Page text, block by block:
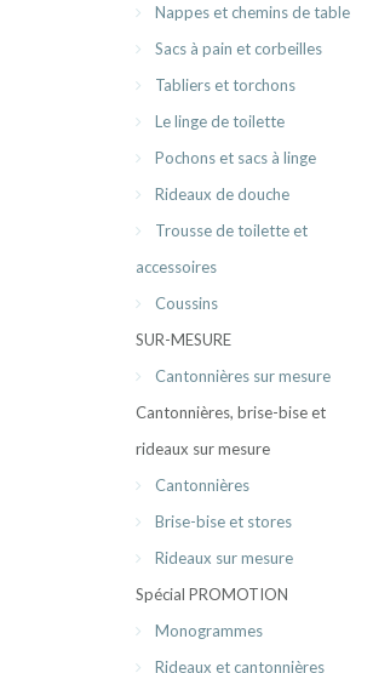
Nappes et chemins de table
Sacs à pain et corbeilles
Tabliers et torchons
Le linge de toilette
Pochons et sacs à linge
Rideaux de douche
Trousse de toilette et
accessoires
Coussins
SUR-MESURE
Cantonnières sur mesure
Cantonnières, brise-bise et
rideaux sur mesure
Cantonnières
Brise-bise et stores
Rideaux sur mesure
Spécial PROMOTION
Monogrammes
Rideaux et cantonnières